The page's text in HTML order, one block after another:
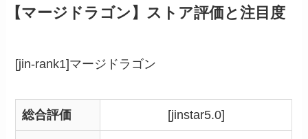
【マージドラゴン】ストア評価と注目度
[jin-rank1]マージドラゴン
総合評価 [jinstar5.0]